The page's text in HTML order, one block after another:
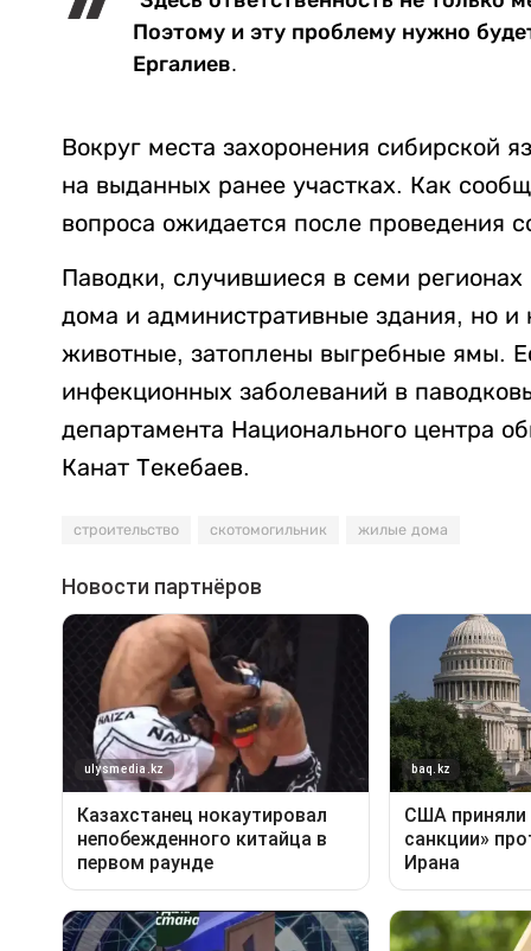
Поэтому и эту проблему нужно
Ергалиев.
Вокруг места захоронения сибирской
на выданных ранее участках. Как
вопроса ожидается после проведения
Паводки, случившиеся в семи
дома и административные здания, но
животные, затоплены выгребные ямы.
инфекционных заболеваний в
департамента Национального центра
Канат Текебаев.
строительство скотомогильник жилые дома